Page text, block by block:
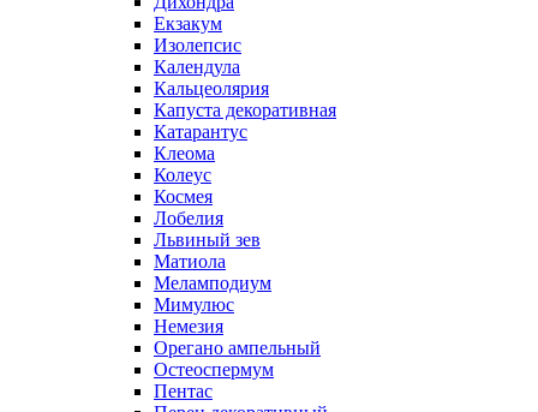
Екзакум
Изолепсис
Календула
Кальцеолярия
Капуста декоративная
Катарантус
Клеома
Колеус
Космея
Лобелия
Львиный зев
Матиола
Меламподиум
Мимулюс
Немезия
Орегано ампельный
Остеоспермум
Пентас